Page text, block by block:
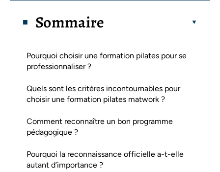
Sommaire
Pourquoi choisir une formation pilates pour se
professionnaliser ?
Quels sont les critères incontournables pour
choisir une formation pilates matwork ?
Comment reconnaître un bon programme
pédagogique ?
Pourquoi la reconnaissance officielle a-t-elle
autant d’importance ?